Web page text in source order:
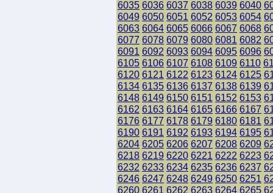
6035 6036 6037 6038 6039 6040
6049 6050 6051 6052 6053 6054
6063 6064 6065 6066 6067 6068
6077 6078 6079 6080 6081 6082
6091 6092 6093 6094 6095 6096
6105 6106 6107 6108 6109 6110
6120 6121 6122 6123 6124 6125
6134 6135 6136 6137 6138 6139
6148 6149 6150 6151 6152 6153
6162 6163 6164 6165 6166 6167
6176 6177 6178 6179 6180 6181
6190 6191 6192 6193 6194 6195
6204 6205 6206 6207 6208 6209
6218 6219 6220 6221 6222 6223
6232 6233 6234 6235 6236 6237
6246 6247 6248 6249 6250 6251
6260 6261 6262 6263 6264 6265